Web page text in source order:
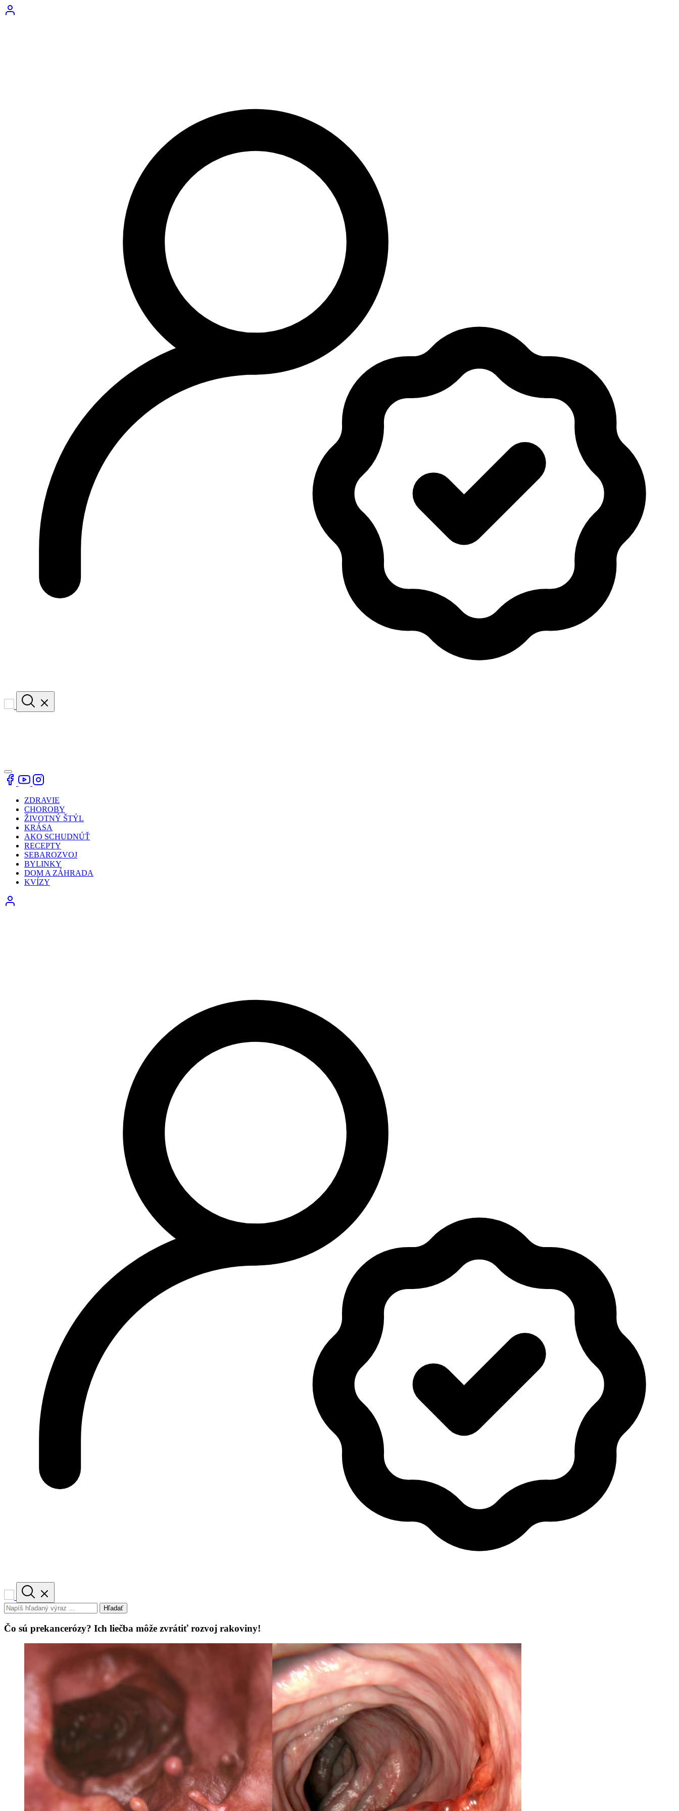
ZDRAVIE
CHOROBY
ŽIVOTNÝ ŠTÝL
KRÁSA
AKO SCHUDNÚŤ
RECEPTY
SEBAROZVOJ
BYLINKY
DOM A ZÁHRADA
KVÍZY
Hľadať
Čo sú prekancerózy? Ich liečba môže zvrátiť rozvoj rakoviny!